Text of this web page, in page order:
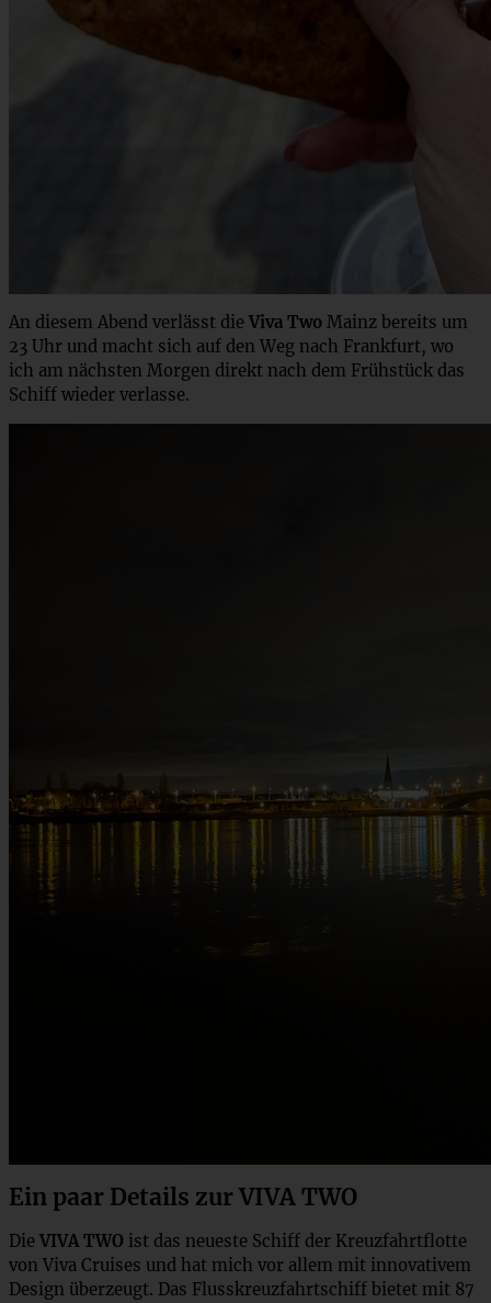
An diesem Abend verlässt die Viva Two Mainz bereits um
23 Uhr und macht sich auf den Weg nach Frankfurt, wo
ich am nächsten Morgen direkt nach dem Frühstück das
Schiff wieder verlasse.
Ein paar Details zur VIVA TWO
Die VIVA TWO ist das neueste Schiff der Kreuzfahrtflotte
von Viva Cruises und hat mich vor allem mit innovativem
Design überzeugt. Das Flusskreuzfahrtschiff bietet mit 87